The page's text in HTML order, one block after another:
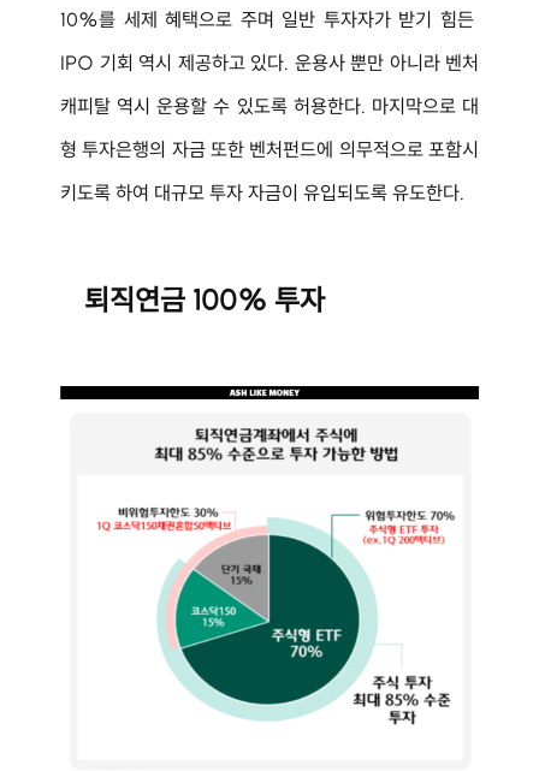
10%를 세제 혜택으로 주며 일반 투자자가 받기 힘든
IPO 기회 역시 제공하고 있다. 운용사 뿐만 아니라 벤처
캐피탈 역시 운용할 수 있도록 허용한다. 마지막으로 대
형 투자은행의 자금 또한 벤처펀드에 의무적으로 포함시
키도록 하여 대규모 투자 자금이 유입되도록 유도한다.
퇴직연금 100% 투자